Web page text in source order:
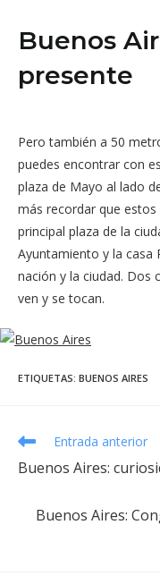
Buenos
presente
Pero también a 50
puedes encontrar con
plaza de Mayo al lado
más recordar que
principal plaza de la
Ayuntamiento y la casa
nación y la ciudad. Dos
ven y se tocan.
ETIQUETAS: BUENOS AIRES
Leer
artículos
Entrada anterior
Buenos Aires:
Buenos Aires: